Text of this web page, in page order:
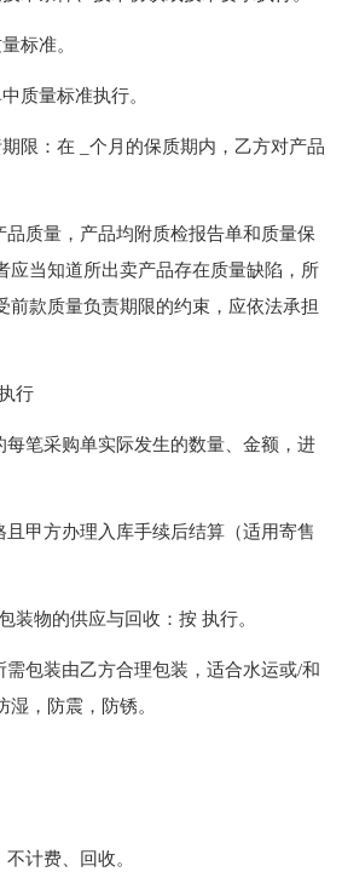
标准。
量标准执行。
：在 _个月的保质期内，乙方对产品
质量，产品均附质检报告单和质量保
应当知道所出卖产品存在质量缺陷，所
前款质量负责期限的约束，应依法承担
行
笔采购单实际发生的数量、金额，进
甲方办理入库手续后结算（适用寄售
物的供应与回收：按 执行。
包装由乙方合理包装，适合水运或/和
，防震，防锈。
计费、回收。